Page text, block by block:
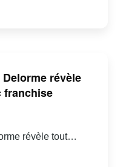
révèle
franchise
révèle tout…